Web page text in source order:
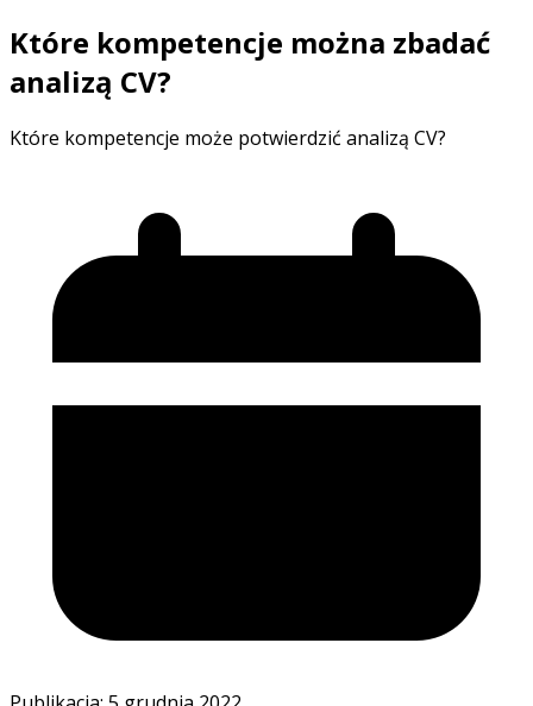
Które kompetencje można zbadać
analizą CV?
Które kompetencje może potwierdzić analizą CV?